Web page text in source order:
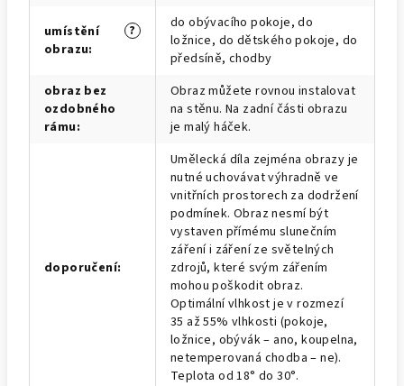
?
umístění
obrazu:
do obývacího pokoje, do
ložnice, do dětského pokoje, do
předsíně, chodby
obraz bez
ozdobného
rámu:
Obraz můžete rovnou instalovat
na stěnu. Na zadní části obrazu
je malý háček.
doporučení:
Umělecká díla zejména obrazy je
nutné uchovávat výhradně ve
vnitřních prostorech za dodržení
podmínek. Obraz nesmí být
vystaven přímému slunečním
záření i záření ze světelných
zdrojů, které svým zářením
mohou poškodit obraz.
Optimální vlhkost je v rozmezí
35 až 55% vlhkosti (pokoje,
ložnice, obývák – ano, koupelna,
netemperovaná chodba – ne).
Teplota od 18° do 30°.